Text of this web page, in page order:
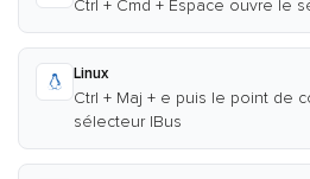
Ctrl + Cmd + Espace ouvre le
Linux
Ctrl + Maj + e puis le point de
sélecteur IBus